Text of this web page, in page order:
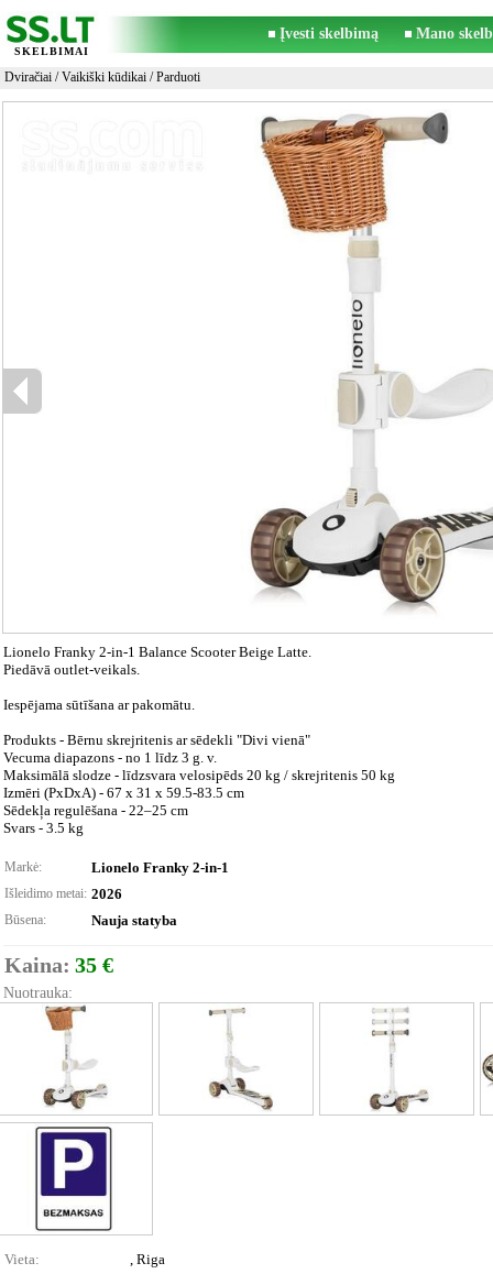
SKELBIMAI
Įvesti skelbimą Mano
Dviračiai /Vaikiški kūdikai / Parduoti
Lionelo Franky 2-in-1 Balance Scooter Beige Latte.
Piedāvā outlet-veikals.
Iespējama sūtīšana ar pakomātu.
Produkts - Bērnu skrejritenis ar sēdekli "Divi vienā"
Vecuma diapazons - no 1 līdz 3 g. v.
Maksimālā slodze - līdzsvara velosipēds 20 kg / skrejritenis 50 kg
Izmēri (PxDxA) - 67 x 31 x 59.5-83.5 cm
Sēdekļa regulēšana - 22–25 cm
Svars - 3.5 kg
Markė: Lionelo Franky 2-in-1
Išleidimo metai: 2026
Būsena: Nauja statyba
Kaina: 35 €
Nuotrauka:
Vieta: , Riga